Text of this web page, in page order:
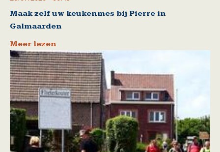
Maak zelf uw keukenmes bij Pierre in
Galmaarden
Meer lezen